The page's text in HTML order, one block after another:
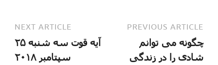
PREVIOUS ARTICLE
چگونه می توانم
شادی را در زندگی
NEXT ARTICLE
آیه قوت سه شنبه ۲۵
سپتامبر ۲۰۱۸